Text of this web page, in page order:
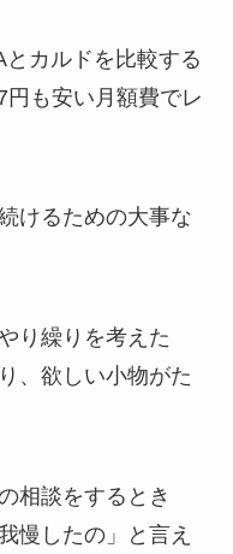
カルドを比較する
円も安い月額費でレ
けるための大事な
り繰りを考えた
、欲しい小物がた
相談をするとき
慢したの」と言え